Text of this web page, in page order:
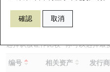
確認 取消
选择认股证作比较*你可以选择最
编号 相关资产 发行商
认股证到期结算价查找
认股证分析仪
认股证速算机
正股牛熊证列表
新发行瑞银牛熊证
已收回牛熊证剩余价值
资金流
街货统计
三十大平均引伸波幅
国指成份股
科指成份股
相关资产沽空
认股证投资者教育
牛熊证投资者教育
认股证牛熊证常问问题